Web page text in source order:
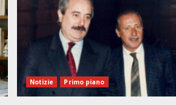
Notizie Primo piano